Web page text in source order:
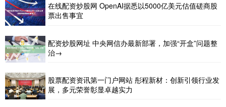
在线配资炒股网 OpenAI据悉以5000亿美元估值磋商股
票出售事宜
配资炒股网址 中央网信办最新部署，加强“开盒”问题整
治→
股票配资资讯第一门户网站 彤程新材：创新引领行业发
展，多元荣誉彰显卓越实力